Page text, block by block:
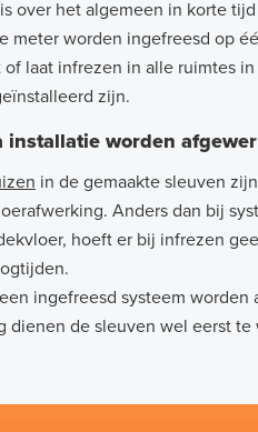
is over het algemeen in korte
meter worden ingefreesd op
laat infrezen in alle ruimtes
zijn.
installatie worden
in de gemaakte sleuven
Anders dan bij
hoeft er bij infrezen
ingefreesd systeem worden
dienen de sleuven wel eerst